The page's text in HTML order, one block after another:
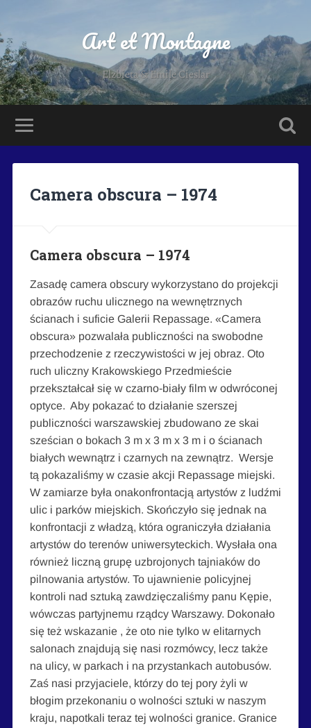
Art et Montagne
Elzbieta & Emile Cieslar
Camera obscura – 1974
Camera obscura – 1974
Zasadę camera obscury wykorzystano do projekcji
obrazów ruchu ulicznego na wewnętrznych
ścianach i suficie Galerii Repassage. «Camera
obscura» pozwalała publiczności na swobodne
przechodzenie z rzeczywistości w jej obraz. Oto
ruch uliczny Krakowskiego Przedmieście
przekształcał się w czarno-biały film w odwróconej
optyce. Aby pokazać to działanie szerszej
publiczności warszawskiej zbudowano ze skai
sześcian o bokach 3 m x 3 m x 3 m i o ścianach
białych wewnątrz i czarnych na zewnątrz. Wersje
tą pokazaliśmy w czasie akcji Repassage miejski.
W zamiarze była onakonfrontacją artystów z ludźmi
ulic i parków miejskich. Skończyło się jednak na
konfrontacji z władzą, która ograniczyła działania
artystów do terenów uniwersyteckich. Wysłała ona
również liczną grupę uzbrojonych tajniaków do
pilnowania artystów. To ujawnienie policyjnej
kontroli nad sztuką zawdzięczaliśmy panu Kępie,
wówczas partyjnemu rządcy Warszawy. Dokonało
się też wskazanie , że oto nie tylko w elitarnych
salonach znajdują się nasi rozmówcy, lecz także
na ulicy, w parkach i na przystankach autobusów.
Zaś nasi przyjaciele, którzy do tej pory żyli w
błogim przekonaniu o wolności sztuki w naszym
kraju, napotkali teraz tej wolności granice. Granice